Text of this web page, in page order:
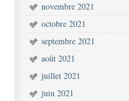
novembre 2021
octobre 2021
septembre 2021
août 2021
juillet 2021
juin 2021